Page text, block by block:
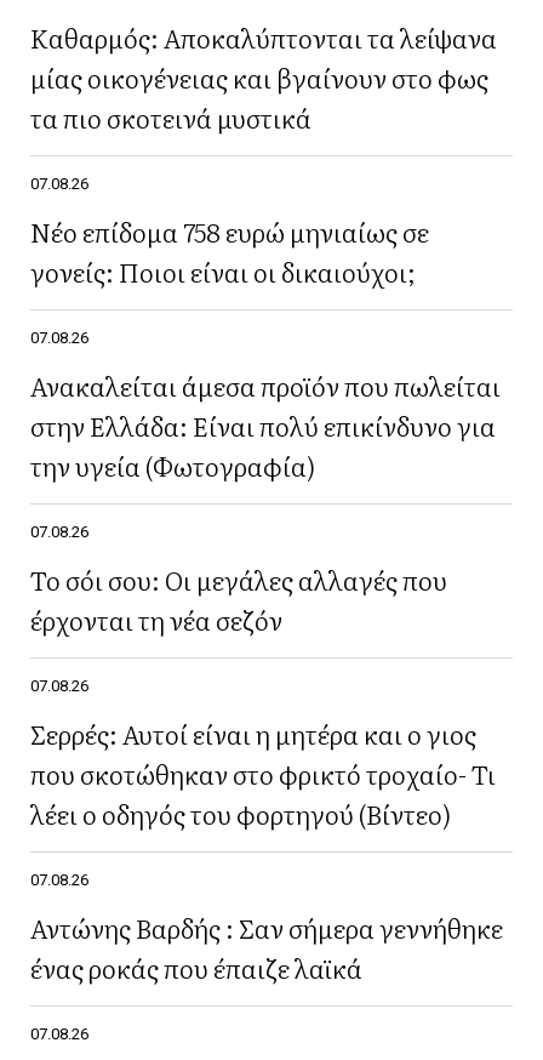
Καθαρμός: Αποκαλύπτονται τα λείψανα
μίας οικογένειας και βγαίνουν στο φως
τα πιο σκοτεινά μυστικά
07.08.26
Νέο επίδομα 758 ευρώ μηνιαίως σε
γονείς: Ποιοι είναι οι δικαιούχοι;
07.08.26
Ανακαλείται άμεσα προϊόν που πωλείται
στην Ελλάδα: Είναι πολύ επικίνδυνο για
την υγεία (Φωτογραφία)
07.08.26
Το σόι σου: Οι μεγάλες αλλαγές που
έρχονται τη νέα σεζόν
07.08.26
Σερρές: Αυτοί είναι η μητέρα και ο γιος
που σκοτώθηκαν στο φρικτό τροχαίο- Τι
λέει ο οδηγός του φορτηγού (Βίντεο)
07.08.26
Αντώνης Βαρδής : Σαν σήμερα γεννήθηκε
ένας ροκάς που έπαιζε λαϊκά
07.08.26